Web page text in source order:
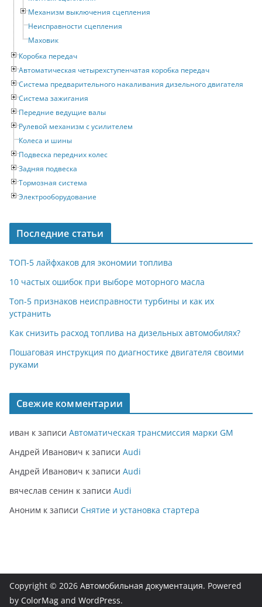
Механизм выключения сцепления
Неисправности сцепления
Маховик
Коробка передач
Автоматическая четырехступенчатая коробка передач
Система предварительного накаливания дизельного двигателя
Система зажигания
Передние ведущие валы
Рулевой механизм с усилителем
Колеса и шины
Подвеска передних колес
Задняя подвеска
Тормозная система
Электрооборудование
Последние статьи
ТОП-5 лайфхаков для экономии топлива
10 частых ошибок при выборе моторного масла
Топ-5 признаков неисправности турбины и как их
устранить
Как снизить расход топлива на дизельных автомобилях?
Пошаговая инструкция по диагностике двигателя своими
руками
Свежие комментарии
иван к записи Автоматическая трансмиссия марки GM
Андрей Иванович к записи Audi
Андрей Иванович к записи Audi
вячеслав сенин к записи Audi
Аноним к записи Снятие и установка стартера
Copyright © 2026 Автомобильная документация. Powered
by ColorMag and WordPress.